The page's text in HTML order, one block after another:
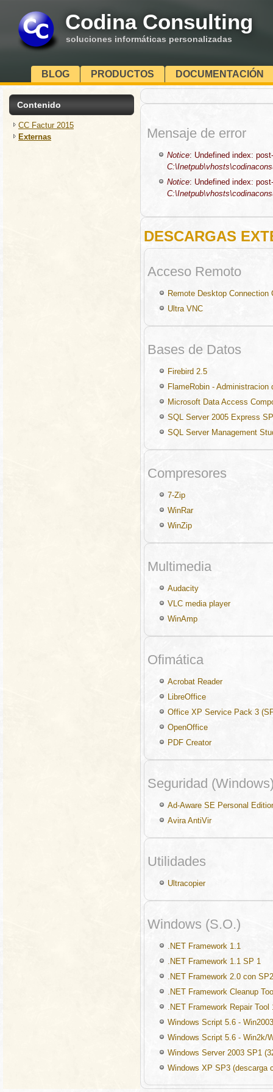
Codina Consulting
soluciones informáticas personalizadas
BLOG PRODUCTOS DOCUMENTACIÓN
Contenido
CC Factur 2015
Externas
Mensaje de error
Notice: Undefined index:
Notice: Undefined index:
DESCARGAS
Acceso Remoto
Remote Desktop Connection
Ultra VNC
Bases de Datos
Firebird 2.5
FlameRobin - Administracion
Microsoft Data Access
SQL Server 2005 Express
SQL Server Management
Compresores
7-Zip
WinRar
WinZip
Multimedia
Audacity
VLC media player
WinAmp
Ofimática
Acrobat Reader
LibreOffice
Office XP Service Pack 3
OpenOffice
PDF Creator
Seguridad
Ad-Aware SE Personal
Avira AntiVir
Utilidades
Ultracopier
Windows (S.O.)
.NET Framework 1.1
.NET Framework 1.1 SP 1
.NET Framework 2.0 con SP2
.NET Framework Cleanup
.NET Framework Repair Tool
Windows Script 5.6 - Win2003
Windows Script 5.6 - Win2k/
Windows Server 2003 SP1
Windows XP SP3 (descarga